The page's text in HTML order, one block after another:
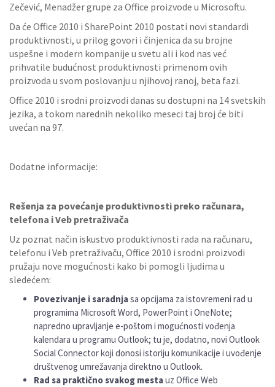
Zečević, Menadžer grupe za Office proizvode u Microsoftu.
Da će Office 2010 i SharePoint 2010 postati novi standardi
produktivnosti, u prilog govori i činjenica da su brojne
uspešne i modern kompanije u svetu ali i kod nas već
prihvatile budućnost produktivnosti primenom ovih
proizvoda u svom poslovanju u njihovoj ranoj, beta fazi.
Office 2010 i srodni proizvodi danas su dostupni na 14 svetskih
jezika, a tokom narednih nekoliko meseci taj broj će biti
uvećan na 97.
Dodatne informacije:
Rešenja za povećanje produktivnosti preko računara,
telefona i Veb pretraživača
Uz poznat način iskustvo produktivnosti rada na računaru,
telefonu i Veb pretraživaču, Office 2010 i srodni proizvodi
pružaju nove mogućnosti kako bi pomogli ljudima u
sledećem:
Povezivanje i saradnjasa opcijama za istovremeni rad u
programima Microsoft Word, PowerPoint i OneNote;
napredno upravljanje e-poštom i mogućnosti vođenja
kalendara u programu Outlook; tu je, dodatno, novi Outlook
Social Connector koji donosi istoriju komunikacije i uvođenje
društvenog umrežavanja direktno u Outlook.
Rad sa praktično svakog mestauz Office Web